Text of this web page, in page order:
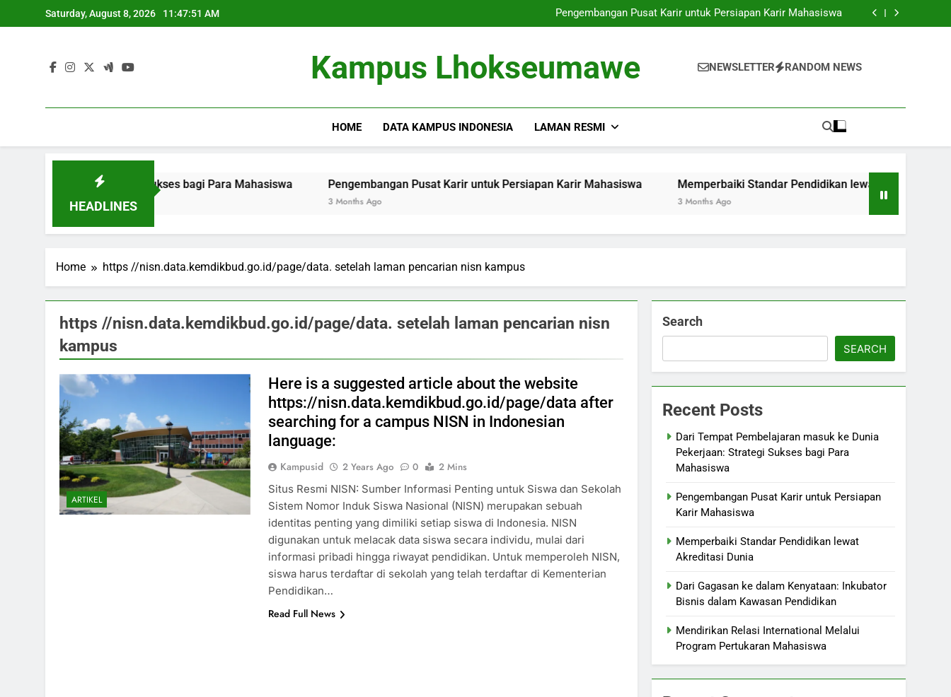
to
Saturday, August 8, 2026 11:47:51 AM
Para Mahasiswa
Pengembangan Pusat Karir untuk Persiapan Karir Mahasiswa
Memperbaiki Standar Pendidikan lewat Akreditasi Dunia
Para Mahasiswa
Pengembangan Pusat Karir untuk Persiapan Karir Mahasiswa
Memperbaiki Standar Pendidikan lewat Akreditasi Dunia
Kampus Lhokseumawe NEWSLETTER RANDOM NEWS
HOME DATA KAMPUS INDONESIA LAMAN RESMI
HEADLINES
Strategi Sukses bagi Para Mahasiswa Pengembangan Pusat Karir untuk Persiapan Karir Mahasiswa
3 Months Ago
Memperbaiki Standar Pendidikan lewat Akreditasi Dunia
3 Months Ago
Home https //nisn.data.kemdikbud.go.id/page/data. setelah laman pencarian nisn kampus
https //nisn.data.kemdikbud.go.id/page/data. setelah laman pencarian nisn
kampus
ARTIKEL
Here is a suggested article about the website
https://nisn.data.kemdikbud.go.id/page/data after
searching for a campus NISN in Indonesian
language:
Kampusid 2 Years Ago 0
2 Mins
Situs Resmi NISN: Sumber Informasi Penting untuk Siswa dan Sekolah
Sistem Nomor Induk Siswa Nasional (NISN) merupakan sebuah
identitas penting yang dimiliki setiap siswa di Indonesia. NISN
digunakan untuk melacak data siswa secara individu, mulai dari
informasi pribadi hingga riwayat pendidikan. Untuk memperoleh NISN,
siswa harus terdaftar di sekolah yang telah terdaftar di Kementerian
Pendidikan…
Read Full News
Search
SEARCH
Recent Posts
Dari Tempat Pembelajaran masuk ke Dunia
Pekerjaan: Strategi Sukses bagi Para
Mahasiswa
Pengembangan Pusat Karir untuk Persiapan
Karir Mahasiswa
Memperbaiki Standar Pendidikan lewat
Akreditasi Dunia
Dari Gagasan ke dalam Kenyataan: Inkubator
Bisnis dalam Kawasan Pendidikan
Mendirikan Relasi International Melalui
Program Pertukaran Mahasiswa